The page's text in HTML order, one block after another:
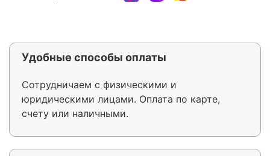
Удобные способы оплаты
Сотрудничаем с физическими и
юридическими лицами. Оплата по карте,
счету или наличными.